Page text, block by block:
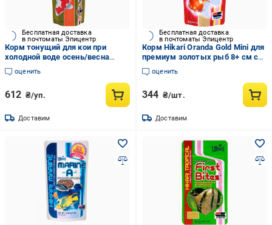
Бесплатная доставка
в почтоматы Эпицентр
Корм тонущий для кои при
холодной воде осень/весна
Hikari Wheat Germ SINKING 500 г
Medium M 5,0-5,5 мм
оценить
612 ₴/уп.
Доставим
Бесплатная доставка
в почтоматы Эпицентр
Корм Hikari Oranda Gold Mini для
премиум золотых рыб 8+ см с
наростами на голове 2,7-3,0
мм/100 г плавающий (05620)
оценить
344 ₴/шт.
Доставим